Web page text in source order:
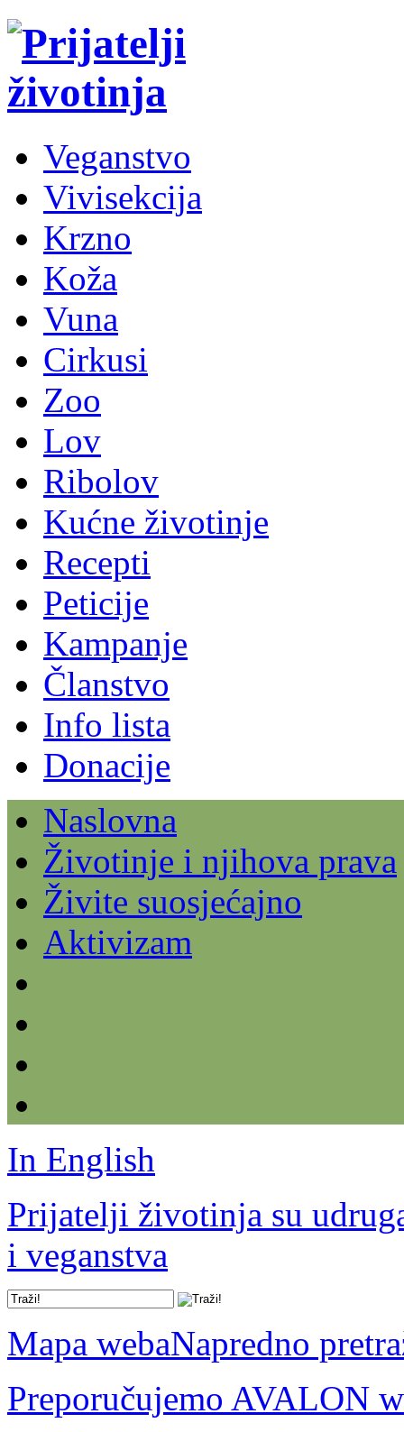
Veganstvo
Vivisekcija
Krzno
Koža
Vuna
Cirkusi
Zoo
Lov
Ribolov
Kućne životinje
Recepti
Peticije
Kampanje
Članstvo
Info lista
Donacije
Naslovna
Životinje i njihova prava
Živite suosjećajno
Aktivizam
In English
Prijatelji životinja su
i veganstva
Mapa webaNapredno
Preporučujemo AVALON